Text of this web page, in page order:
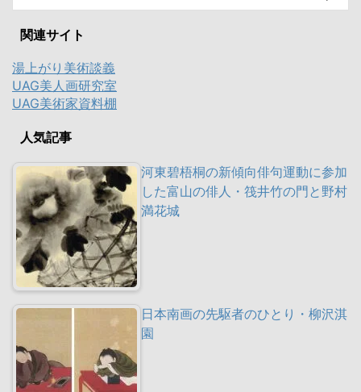
関連サイト
湯上がり美術談義
UAG美人画研究室
UAG美術家資料棚
人気記事
河東碧梧桐の新傾向俳句運動に参加
した富山の俳人・筏井竹の門と野村
満花城
日本南画の先駆者のひとり・柳沢淇
園